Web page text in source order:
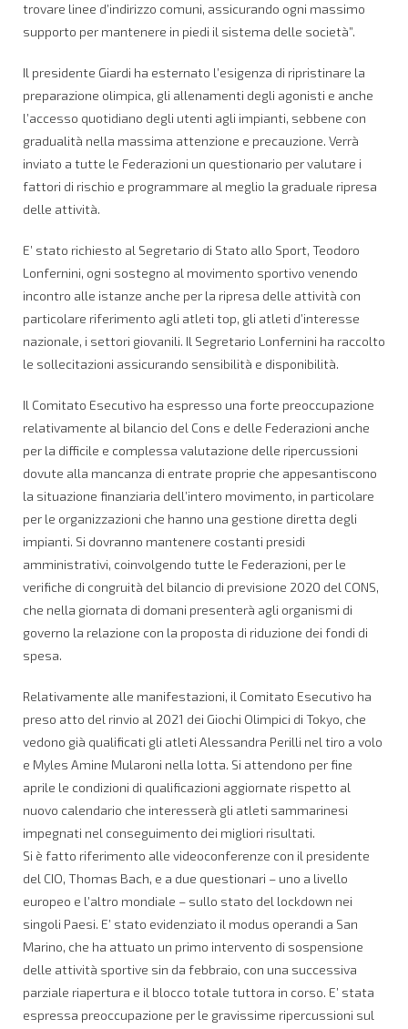
trovare linee d’indirizzo comuni, assicurando ogni massimo
supporto per mantenere in piedi il sistema delle società”.
Il presidente Giardi ha esternato l’esigenza di ripristinare la
preparazione olimpica, gli allenamenti degli agonisti e anche
l’accesso quotidiano degli utenti agli impianti, sebbene con
gradualità nella massima attenzione e precauzione. Verrà
inviato a tutte le Federazioni un questionario per valutare i
fattori di rischio e programmare al meglio la graduale ripresa
delle attività.
E’ stato richiesto al Segretario di Stato allo Sport, Teodoro
Lonfernini, ogni sostegno al movimento sportivo venendo
incontro alle istanze anche per la ripresa delle attività con
particolare riferimento agli atleti top, gli atleti d’interesse
nazionale, i settori giovanili. Il Segretario Lonfernini ha raccolto
le sollecitazioni assicurando sensibilità e disponibilità.
Il Comitato Esecutivo ha espresso una forte preoccupazione
relativamente al bilancio del Cons e delle Federazioni anche
per la difficile e complessa valutazione delle ripercussioni
dovute alla mancanza di entrate proprie che appesantiscono
la situazione finanziaria dell’intero movimento, in particolare
per le organizzazioni che hanno una gestione diretta degli
impianti. Si dovranno mantenere costanti presidi
amministrativi, coinvolgendo tutte le Federazioni, per le
verifiche di congruità del bilancio di previsione 2020 del CONS,
che nella giornata di domani presenterà agli organismi di
governo la relazione con la proposta di riduzione dei fondi di
spesa.
Relativamente alle manifestazioni, il Comitato Esecutivo ha
preso atto del rinvio al 2021 dei Giochi Olimpici di Tokyo, che
vedono già qualificati gli atleti Alessandra Perilli nel tiro a volo
e Myles Amine Mularoni nella lotta. Si attendono per fine
aprile le condizioni di qualificazioni aggiornate rispetto al
nuovo calendario che interesserà gli atleti sammarinesi
impegnati nel conseguimento dei migliori risultati.
Si è fatto riferimento alle videoconferenze con il presidente
del CIO, Thomas Bach, e a due questionari – uno a livello
europeo e l’altro mondiale – sullo stato del lockdown nei
singoli Paesi. E’ stato evidenziato il modus operandi a San
Marino, che ha attuato un primo intervento di sospensione
delle attività sportive sin da febbraio, con una successiva
parziale riapertura e il blocco totale tuttora in corso. E’ stata
espressa preoccupazione per le gravissime ripercussioni sul